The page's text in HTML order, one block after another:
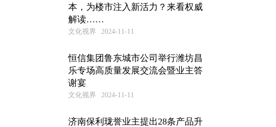
本，为楼市注入新活力？来看权威
解读……
文化视界 2024-11-11
恒信集团鲁东城市公司举行潍坊昌
乐专场高质量发展交流会暨业主答
谢宴
文化视界 2024-11-11
济南保利珑誉业主提出28条产品升